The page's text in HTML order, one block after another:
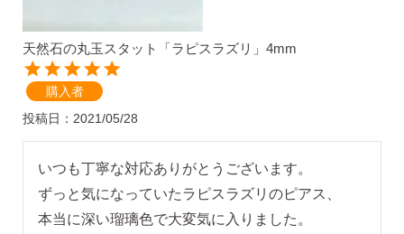
#アイスカラー
天然石の丸玉スタット「ラピスラズリ」4mm
購入者
投稿日
2021/05/28
いつも丁寧な対応ありがとうございます。
ずっと気になっていたラピスラズリのピアス、
本当に深い瑠璃色で大変気に入りました。